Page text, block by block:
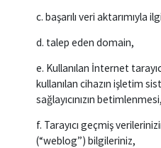
c. başarılı veri aktarımıyla
d. talep eden domain,
e. Kullanılan İnternet
kullanılan cihazın işletim
sağlayıcınızın betimlenmesi,
f. Tarayıcı geçmiş
(“weblog”) bilgileriniz,